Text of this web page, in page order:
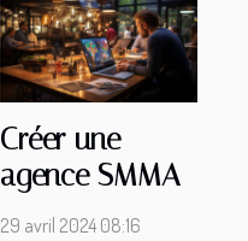
Créer une
agence SMMA
29 avril 2024 08:16